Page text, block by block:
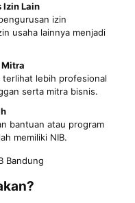
Izin Lain
izin
usaha lainnya menjadi
Mitra
terlihat lebih profesional
serta mitra bisnis.
bantuan atau program
memiliki NIB.
Bandung